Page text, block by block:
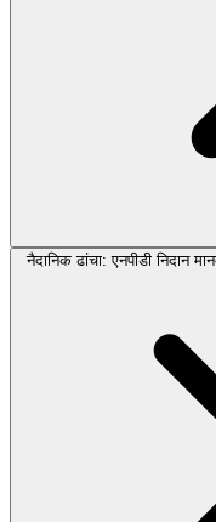
नैदानिक ढांचा: एनपीडी निदान